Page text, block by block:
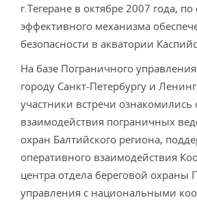
г.Тегеране в октябре 2007 года,
эффективного механизма
безопасности в акватории
На базе Пограничного
городу Санкт-Петербургу и
участники встречи ознакомились
взаимодействия пограничных
охран Балтийского региона,
оперативного взаимодействия
центра отдела береговой охраны
управления с национальными